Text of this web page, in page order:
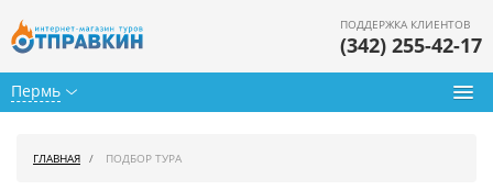
Пермь
ПОДДЕРЖКА КЛИЕНТОВ
(342) 255-42-17
ГЛАВНАЯ ПОДБОР ТУРА